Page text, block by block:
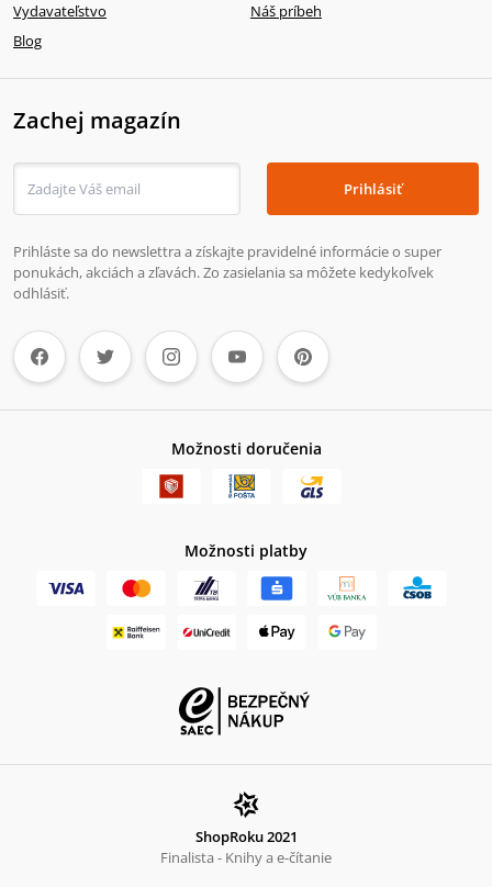
Vydavateľstvo
Náš príbeh
Blog
Zachej magazín
Prihlásiť
Prihláste sa do newslettra a získajte pravidelné informácie o super
ponukách, akciách a zľavách. Zo zasielania sa môžete kedykoľvek
odhlásiť.
Možnosti doručenia
Možnosti platby
ShopRoku 2021
Finalista - Knihy a e-čítanie